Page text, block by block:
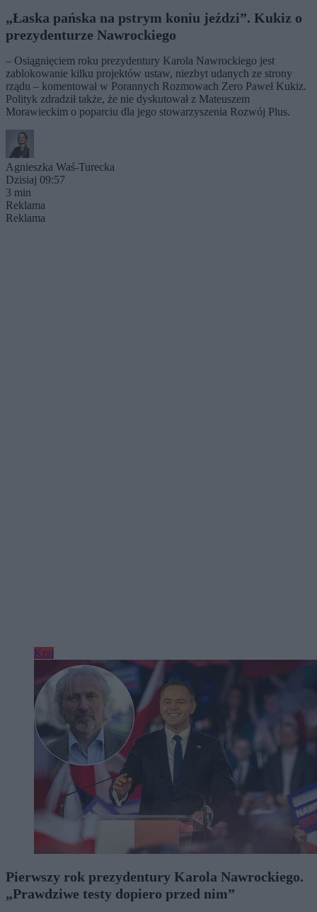
„Łaska pańska na pstrym koniu jeździ”. Kukiz o
prezydenturze Nawrockiego
– Osiągnięciem roku prezydentury Karola Nawrockiego jest
zablokowanie kilku projektów ustaw, niezbyt udanych ze strony
rządu – komentował w Porannych Rozmowach Zero Paweł Kukiz.
Polityk zdradził także, że nie dyskutował z Mateuszem
Morawieckim o poparciu dla jego stowarzyszenia Rozwój Plus.
Agnieszka Waś-Turecka
Dzisiaj 09:57
3 min
Reklama
Reklama
Kraj
Pierwszy rok prezydentury Karola Nawrockiego.
„Prawdziwe testy dopiero przed nim”